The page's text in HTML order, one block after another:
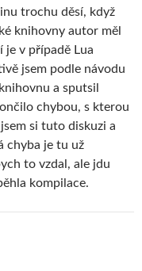
trochu děsí, když
knihovny autor měl
je v případě Lua
jsem podle návodu
a sputsil
chybou, s kterou
si tuto diskuzi a
chyba je tu už
to vzdal, ale jdu
kompilace.